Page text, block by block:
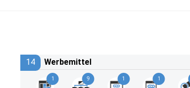
14 Werbemittel
1 9 1 1